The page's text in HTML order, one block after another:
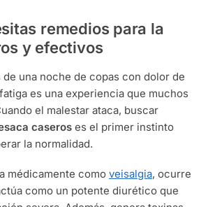
remedios para la
y efectivos
una noche de copas con dolor de
es una experiencia que muchos
el malestar ataca, buscar
caseros es el primer instinto
la normalidad.
médicamente como veisalgia, ocurre
como un potente diurético que